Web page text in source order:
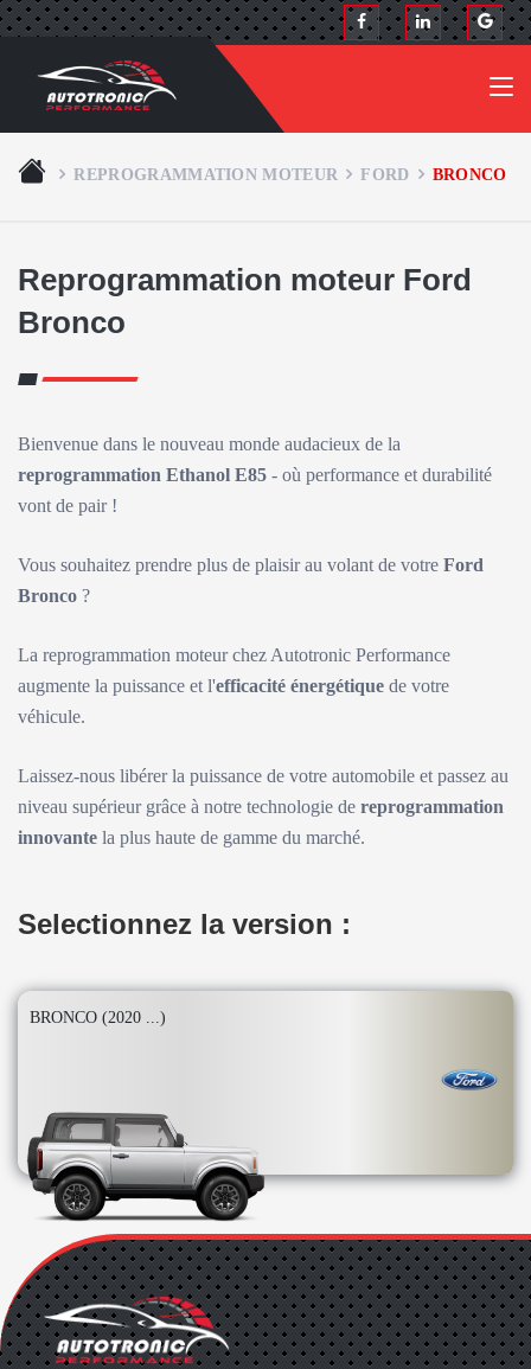
REPROGRAMMATION MOTEUR FORD BRONCO
Reprogrammation moteur Ford
Bronco
Bienvenue dans le nouveau monde audacieux de la
reprogrammation Ethanol E85 - où performance et durabilité
vont de pair !
Vous souhaitez prendre plus de plaisir au volant de votre Ford
Bronco ?
La reprogrammation moteur chez Autotronic Performance
augmente la puissance et l'efficacité énergétique de votre
véhicule.
Laissez-nous libérer la puissance de votre automobile et passez au
niveau supérieur grâce à notre technologie de reprogrammation
innovante la plus haute de gamme du marché.
Selectionnez la version :
BRONCO (2020 ...)